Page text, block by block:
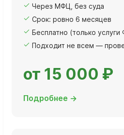
Через МФЦ, без суда
Срок: ровно 6 месяцев
Бесплатно (только услуги
Подходит не всем —
от 15 000 ₽
Подробнее →